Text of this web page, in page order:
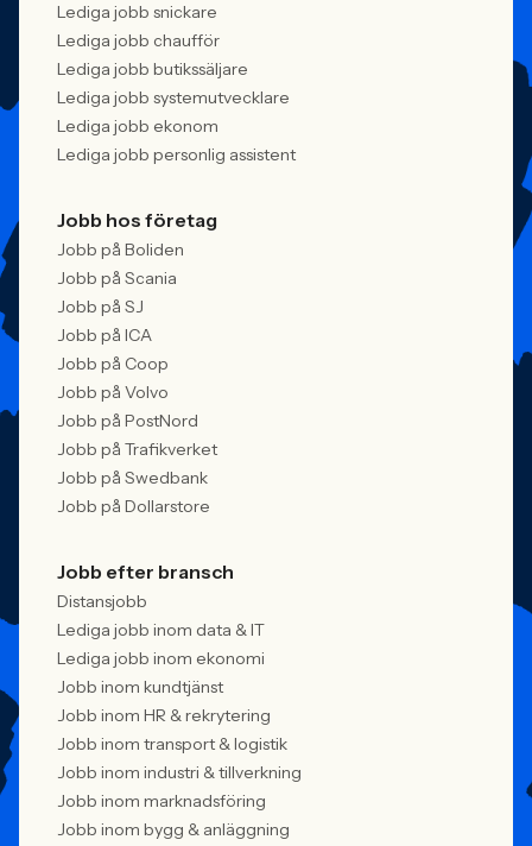
Lediga jobb snickare
Lediga jobb chaufför
Lediga jobb butikssäljare
Lediga jobb systemutvecklare
Lediga jobb ekonom
Lediga jobb personlig assistent
Jobb hos företag
Jobb på Boliden
Jobb på Scania
Jobb på SJ
Jobb på ICA
Jobb på Coop
Jobb på Volvo
Jobb på PostNord
Jobb på Trafikverket
Jobb på Swedbank
Jobb på Dollarstore
Jobb efter bransch
Distansjobb
Lediga jobb inom data & IT
Lediga jobb inom ekonomi
Jobb inom kundtjänst
Jobb inom HR & rekrytering
Jobb inom transport & logistik
Jobb inom industri & tillverkning
Jobb inom marknadsföring
Jobb inom bygg & anläggning